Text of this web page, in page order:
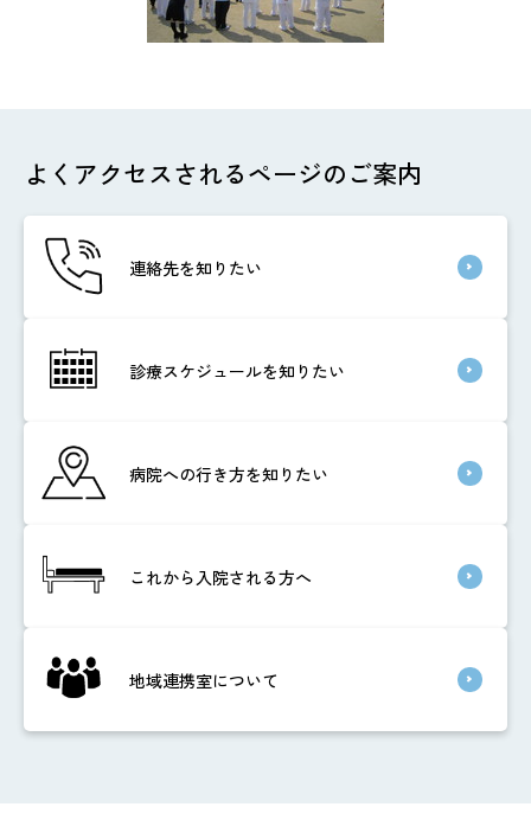
よくアクセスされるページのご案内
連絡先を知りたい
診療スケジュールを知りたい
病院への行き方を知りたい
これから入院される方へ
地域連携室について